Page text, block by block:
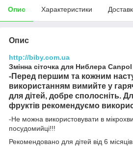
Опис Характеристики
Опис
http://biby.com.ua
Змінна сіточка для Ниблера
-Перед першим та кожним
використанням вимийте у
для дітей, добре сполосніть.
фруктів рекомендуємо
-Не можна використовувати в
посудомийці!!!
Рекомендовано для дітей від 6 місяців.